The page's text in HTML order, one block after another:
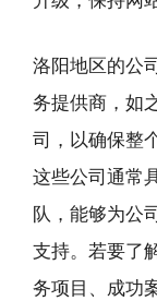
洛阳地区的公
务提供商，如
司，以确保整
这些公司通常
队，能够为公
支持。若要了
务项目、成功